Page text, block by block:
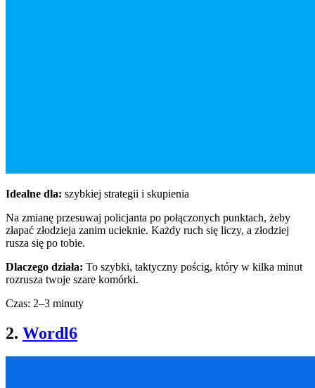
Idealne dla: szybkiej strategii i skupienia
Na zmianę przesuwaj policjanta po połączonych punktach, żeby
złapać złodzieja zanim ucieknie. Każdy ruch się liczy, a złodziej
rusza się po tobie.
Dlaczego działa: To szybki, taktyczny pościg, który w kilka minut
rozrusza twoje szare komórki.
Czas: 2–3 minuty
2. Wordl6